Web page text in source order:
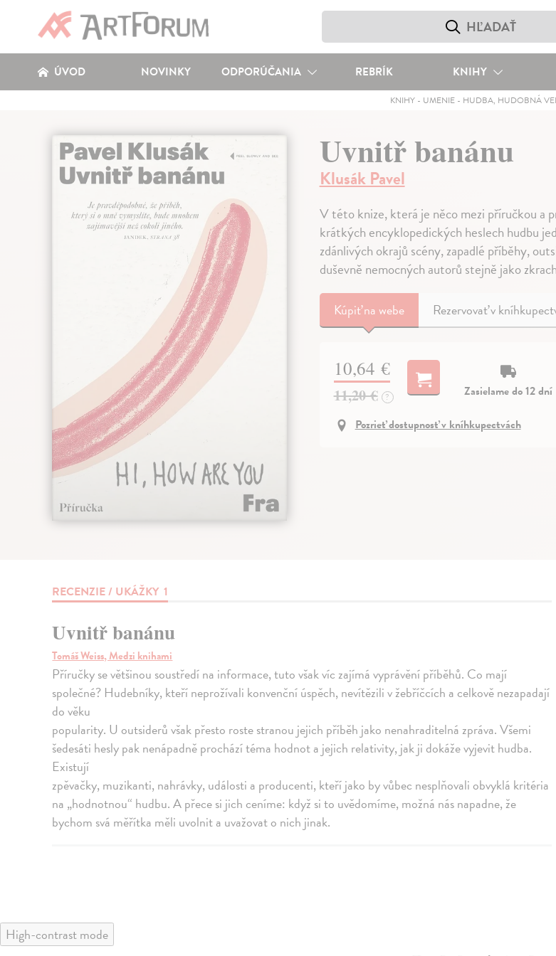
ÚVOD NOVINKY ODPORÚČANIA REBRÍK KNIHY
KNIHY- UMENIE- HUDBA, HUDOBNÁ
Uvnitř banánu
Klusák Pavel
V této knize, která je něco mezi příručkou a
krátkých encyklopedických heslech hudbu
zdánlivých okrajů scény, zapadlé příběhy,
duševně nemocných autorů stejně jako
Kúpiťna webe Rezervovať v
10,64 €
11,20 € ?
Zasielame do 12 dní
Pozrieť dostupnosť v kníhkupectvách
RECENZIE / UKÁŽKY 1
Uvnitř banánu
Tomáš Weiss, Medzi knihami
Příručky se většinou soustředí na informace, tuto však víc zajímá vyprávění příběhů. Co mají
společné? Hudebníky, kteří neprožívali konvenční úspěch, nevítězili v žebříčcích a celkově nezapadají
do věku
popularity. U outsiderů však přesto roste stranou jejich příběh jako nenahraditelná zpráva. Všemi
šedesáti hesly pak nenápadně prochází téma hodnot a jejich relativity, jak ji dokáže vyjevit hudba.
Existují
zpěvačky, muzikanti, nahrávky, události a producenti, kteří jako by vůbec nesplňovali obvyklá kritéria
na „hodnotnou“ hudbu. A přece si jich ceníme: když si to uvědomíme, možná nás napadne, že
bychom svá měřítka měli uvolnit a uvažovat o nich jinak.
High-contrast mode